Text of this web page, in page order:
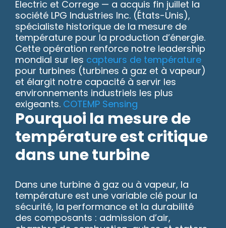
Electric et Correge — a acquis fin juillet la
société LPG Industries Inc. (États-Unis),
spécialiste historique de la mesure de
température pour la production d’énergie.
Cette opération renforce notre leadership
mondial sur les capteurs de température
pour turbines (turbines à gaz et à vapeur)
et élargit notre capacité à servir les
environnements industriels les plus
exigeants. COTEMP Sensing
Pourquoi la mesure de
température est critique
dans une turbine
Dans une turbine à gaz ou à vapeur, la
température est une variable clé pour la
sécurité, la performance et la durabilité
des composants : admission d’air,